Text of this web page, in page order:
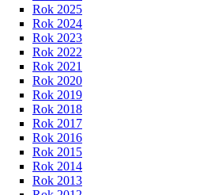
Rok 2025
Rok 2024
Rok 2023
Rok 2022
Rok 2021
Rok 2020
Rok 2019
Rok 2018
Rok 2017
Rok 2016
Rok 2015
Rok 2014
Rok 2013